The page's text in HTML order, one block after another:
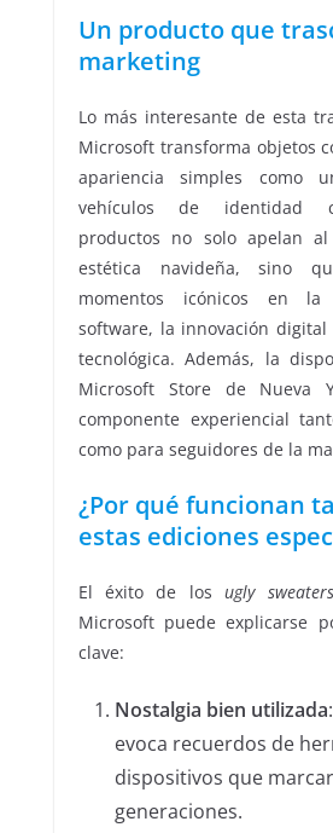
Un producto que
marketing
Lo más interesante de esta
Microsoft transforma objetos
apariencia simples como
vehículos de identidad
productos no solo apelan
estética navideña, sino
momentos icónicos en la
software, la innovación
tecnológica. Además, la
Microsoft Store de Nueva
componente experiencial
como para seguidores de la
¿Por qué funcionan
estas ediciones
El éxito de losugly sweaters
Microsoft puede explicarse
clave:
Nostalgia bien utilizada
evoca recuerdos de
dispositivos que
generaciones.